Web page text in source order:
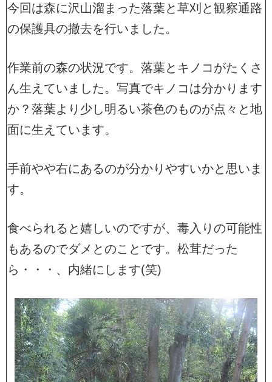
今回は森に沢山溜まった落葉と草刈と観察通路
の保護具の撤去を行いました。
作業前の森の状況です。落葉とキノコがたくさ
ん生えていました。写真でキノコは分かります
か？落葉より少し明るい茶色のものが点々と地
面に生えています。
手前やや右にあるのが分かりやすいかと思いま
す。
食べられると嬉しいのですが、毒入りの可能性
もあるのでダメとのことです。松茸だった
ら・・・、内緒にします(笑)